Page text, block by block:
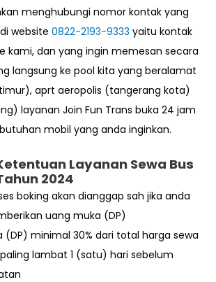
menghubungi nomor kontak yang
website 0822-2193-9333 yaitu kontak
kami, dan yang ingin memesan secara
langsung ke pool kita yang beralamat
aprt aeropolis (tangerang kota)
layanan Join Fun Trans buka 24 jam
mobil yang anda inginkan.
Layanan Sewa Bus
2024
boking akan dianggap sah jika anda
uang muka (DP)
(DP) minimal 30% dari total harga sewa
lambat 1 (satu) hari sebelum